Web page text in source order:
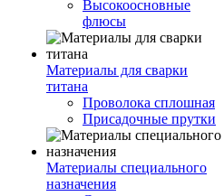
Высокоосновные
флюсы
Материалы для сварки
титана
Проволока сплошная
Присадочные прутки
Материалы специального
назначения